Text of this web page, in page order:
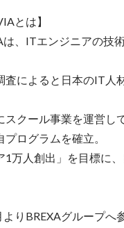
とは】
は、ITエンジニアの技
査によると日本のIT人
スクール事業を運営し
ログラムを確立。
1万人創出」を目標に
りBREXAグループへ